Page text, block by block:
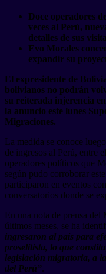
Doce operadores
veces al Perú,
detalles de sus
Evo Morales
expandir su
El expresidente de
bolivianos no podrán
su reiterada injerencia
la anuncio este lunes
Migraciones.
La medida se conoce
de ingresos al Perú, entre
operadores políticos que
según pudo corroborar este
participaron en eventos
conversatorios donde se
En una nota de prensa
últimos meses, se ha
ingresaron al país para
proselitista, lo que
legislación migratoria, a
del Perú”.